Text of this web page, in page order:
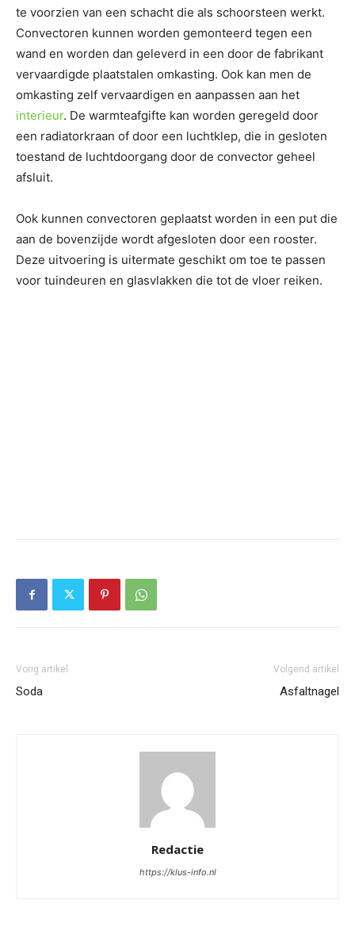
te voorzien van een schacht die als schoorsteen werkt.
Convectoren kunnen worden gemonteerd tegen een
wand en worden dan geleverd in een door de fabrikant
vervaardigde plaatstalen omkasting. Ook kan men de
omkasting zelf vervaardigen en aanpassen aan het
interieur. De warmteafgifte kan worden geregeld door
een radiatorkraan of door een luchtklep, die in gesloten
toestand de luchtdoorgang door de convector geheel
afsluit.
Ook kunnen convectoren geplaatst worden in een put die
aan de bovenzijde wordt afgesloten door een rooster.
Deze uitvoering is uitermate geschikt om toe te passen
voor tuindeuren en glasvlakken die tot de vloer reiken.
Vorig artikel
Soda
Volgend artikel
Asfaltnagel
Redactie
https://klus-info.nl